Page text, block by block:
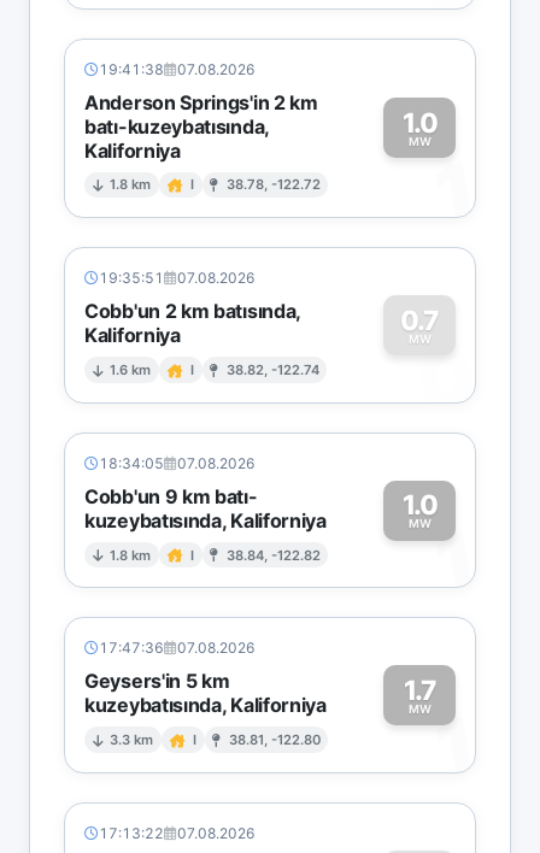
19:41:38 07.08.2026
Anderson Springs'in 2 km
batı-kuzeybatısında,
Kaliforniya
1.8 km I 38.78, -122.72
1.0
MW
1
19:35:51 07.08.2026
Cobb'un 2 km batısında,
Kaliforniya
1.6 km I 38.82, -122.74
0.7
MW
0
18:34:05 07.08.2026
Cobb'un 9 km batı-
kuzeybatısında, Kaliforniya
1.8 km I 38.84, -122.82
1.0
MW1
17:47:36 07.08.2026
Geysers'in 5 km
kuzeybatısında, Kaliforniya
3.3 km I 38.81, -122.80
1.7
MW1
17:13:22 07.08.2026